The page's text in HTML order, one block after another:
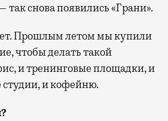
так снова появились «Грани».
Прошлым летом мы купили
чтобы делать такой
и тренинговые площадки, и
студии, и кофейню.